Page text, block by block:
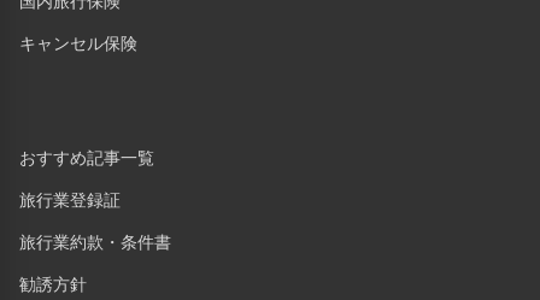
キャンセル保険
おすすめ記事一覧
旅行業登録証
旅行業約款・条件書
勧誘方針